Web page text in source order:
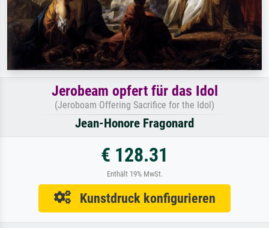
Jerobeam opfert für das Idol
(Jeroboam Offering Sacrifice for the Idol)
Jean-Honore Fragonard
€ 128.31
Enthält 19% MwSt.
Kunstdruck konfigurieren